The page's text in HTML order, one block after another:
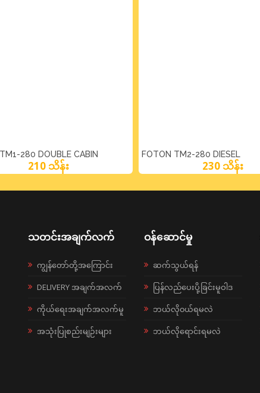
280 DOUBLE CABIN
210 သိန်း
FOTON TM2-280 DIESEL
230 သိန်း
သတင်းအချက်လက်
ကျွန်တော်တို့အကြောင်း
DELIVERY အချက်အလက်
ကိုယ်ရေးအချက်အလက်မူ
အသုံးပြုစည်းမျဉ်းများ
ဝန်ဆောင်မှု
ဆက်သွယ်ရန်
ပြန်လည်ပေးပို့ခြင်းမူဝါဒ
ဘယ်လို၀ယ်ရမလဲ
ဘယ်လိုရောင်းရမလဲ